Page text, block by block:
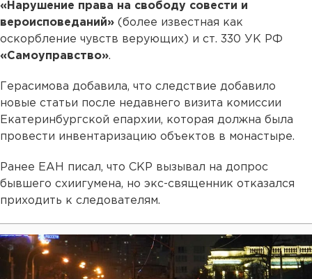
«Нарушение права на свободу совести и
вероисповеданий» (более известная как
оскорбление чувств верующих) и ст. 330 УК РФ
«Самоуправство».
Герасимова добавила, что следствие добавило
новые статьи после недавнего визита комиссии
Екатеринбургской епархии, которая должна была
провести инвентаризацию объектов в монастыре.
Ранее ЕАН писал, что СКР вызывал на допрос
бывшего схиигумена, но экс-священник отказался
приходить к следователям.